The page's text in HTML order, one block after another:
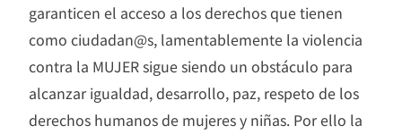
garanticen el acceso a los derechos que tienen
como ciudadan@s, lamentablemente la violencia
contra la MUJER sigue siendo un obstáculo para
alcanzar igualdad, desarrollo, paz, respeto de los
derechos humanos de mujeres y niñas. Por ello la